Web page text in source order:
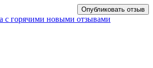
с горячими новыми отзывами